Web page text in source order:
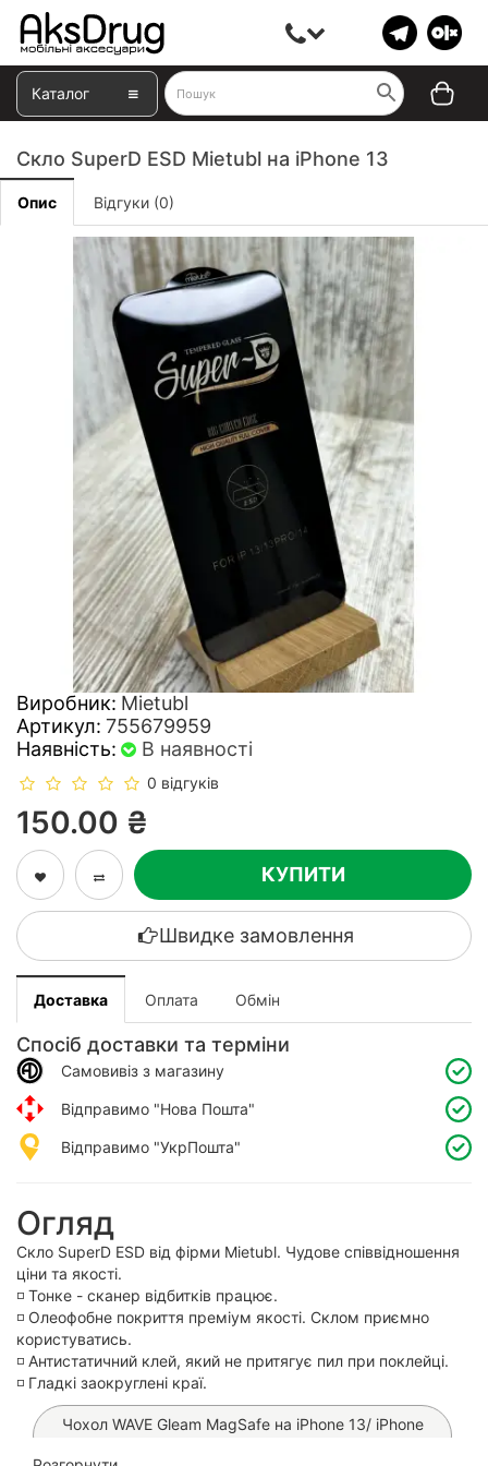
Каталог
Скло SuperD ESD Mietubl на iPhone 13
Опис Відгуки (0)
Виробник: Mietubl
Артикул: 755679959
Наявність:
В наявності
0 відгуків
150.00 ₴
КУПИТИ
Швидке замовлення
Доставка Оплата Обмін
Спосіб доставки та терміни
Самовивіз з магазину
Відправимо "Нова Пошта"
Відправимо "УкрПошта"
Огляд
Скло SuperD ESD від фірми Mietubl. Чудове співвідношення
ціни та якості.
◽️ Тонке - сканер відбитків працює.
◽️ Олеофобне покриття преміум якості. Склом приємно
користуватись.
◽️ Антистатичний клей, який не притягує пил при поклейці.
◽️ Гладкі заокруглені краї.
Чохол WAVE Gleam MagSafe на iPhone 13/ iPhone